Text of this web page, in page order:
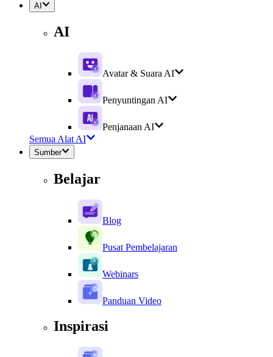
AI
AI
Avatar & Suara AI
Penyuntingan AI
Penjanaan AI
Semua Alat AI
Sumber
Belajar
Blog
Pusat Pembelajaran
Webinars
Panduan Video
Inspirasi